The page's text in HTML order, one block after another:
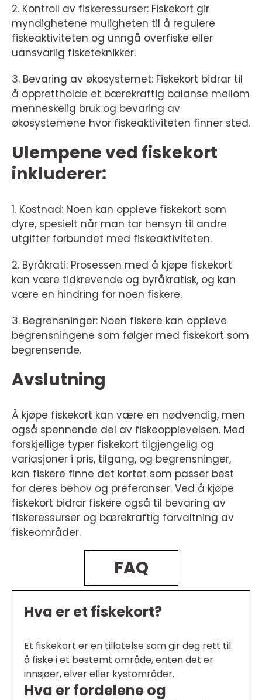
2. Kontroll av fiskeressurser: Fiskekort gir
myndighetene muligheten til å regulere
fiskeaktiviteten og unngå overfiske eller
uansvarlig fisketeknikker.
3. Bevaring av økosystemet: Fiskekort bidrar til
å opprettholde et bærekraftig balanse mellom
menneskelig bruk og bevaring av
økosystemene hvor fiskeaktiviteten finner sted.
Ulempene ved fiskekort
inkluderer:
1. Kostnad: Noen kan oppleve fiskekort som
dyre, spesielt når man tar hensyn til andre
utgifter forbundet med fiskeaktiviteten.
2. Byråkrati: Prosessen med å kjøpe fiskekort
kan være tidkrevende og byråkratisk, og kan
være en hindring for noen fiskere.
3. Begrensninger: Noen fiskere kan oppleve
begrensningene som følger med fiskekort som
begrensende.
Avslutning
Å kjøpe fiskekort kan være en nødvendig, men
også spennende del av fiskeopplevelsen. Med
forskjellige typer fiskekort tilgjengelig og
variasjoner i pris, tilgang, og begrensninger,
kan fiskere finne det kortet som passer best
for deres behov og preferanser. Ved å kjøpe
fiskekort bidrar fiskere også til bevaring av
fiskeressurser og bærekraftig forvaltning av
fiskeområder.
FAQ
Hva er et fiskekort?
Et fiskekort er en tillatelse som gir deg rett til
å fiske i et bestemt område, enten det er
innsjøer, elver eller kystområder.
Hva er fordelene og